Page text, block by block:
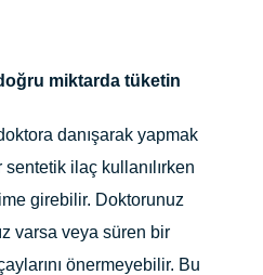
miktarda tüketin
danışarak yapmak
ilaç kullanılırken
girebilir. Doktorunuz
varsa veya süren bir
önermeyebilir. Bu